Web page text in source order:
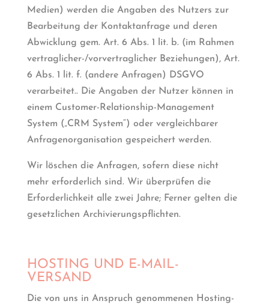
Medien) werden die Angaben des Nutzers zur
Bearbeitung der Kontaktanfrage und deren
Abwicklung gem. Art. 6 Abs. 1 lit. b. (im Rahmen
vertraglicher-/vorvertraglicher Beziehungen), Art.
6 Abs. 1 lit. f. (andere Anfragen) DSGVO
verarbeitet.. Die Angaben der Nutzer können in
einem Customer-Relationship-Management
System („CRM System“) oder vergleichbarer
Anfragenorganisation gespeichert werden.
Wir löschen die Anfragen, sofern diese nicht
mehr erforderlich sind. Wir überprüfen die
Erforderlichkeit alle zwei Jahre; Ferner gelten die
gesetzlichen Archivierungspflichten.
HOSTING UND E-MAIL-
VERSAND
Die von uns in Anspruch genommenen Hosting-